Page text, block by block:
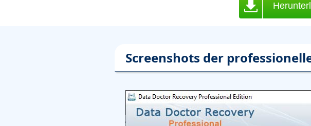
Screenshots der